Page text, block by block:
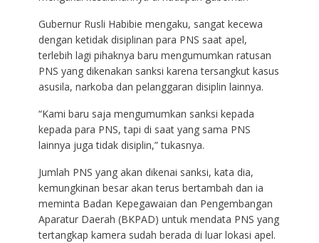
Gubernur Rusli Habibie mengaku, sangat kecewa
dengan ketidak disiplinan para PNS saat apel,
terlebih lagi pihaknya baru mengumumkan ratusan
PNS yang dikenakan sanksi karena tersangkut kasus
asusila, narkoba dan pelanggaran disiplin lainnya.
“Kami baru saja mengumumkan sanksi kepada
kepada para PNS, tapi di saat yang sama PNS
lainnya juga tidak disiplin,” tukasnya.
Jumlah PNS yang akan dikenai sanksi, kata dia,
kemungkinan besar akan terus bertambah dan ia
meminta Badan Kepegawaian dan Pengembangan
Aparatur Daerah (BKPAD) untuk mendata PNS yang
tertangkap kamera sudah berada di luar lokasi apel.